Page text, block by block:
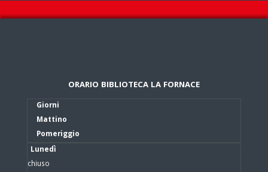
ORARIO BIBLIOTECA LA FORNACE
Giorni
Mattino
Pomeriggio
Lunedì
chiuso